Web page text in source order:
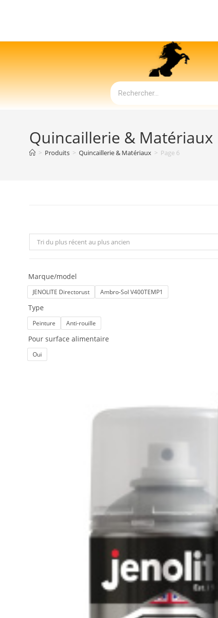
Quincaillerie & Matériaux
> Produits > Quincaillerie & Matériaux > Page 6
Tri du plus récent au plus ancien
Marque/model
JENOLITE Directorust Ambro-Sol V400TEMP1
Type
Peinture Anti-rouille
Pour surface alimentaire
Oui